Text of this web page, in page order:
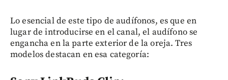
Lo esencial de este tipo de audífonos, es que en
lugar de introducirse en el canal, el audífono se
engancha en la parte exterior de la oreja. Tres
modelos destacan en esa categoría: